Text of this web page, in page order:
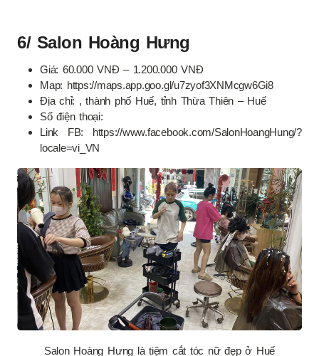
6/ Salon Hoàng Hưng
Giá: 60.000 VNĐ – 1.200.000 VNĐ
Map: https://maps.app.goo.gl/u7zyof3XNMcgw6Gi8
Địa chỉ: , thành phố Huế, tỉnh Thừa Thiên – Huế
Số điện thoại:
Link FB: https://www.facebook.com/SalonHoangHung/?
locale=vi_VN
Salon Hoàng Hưng là tiệm cắt tóc nữ đẹp ở Huế